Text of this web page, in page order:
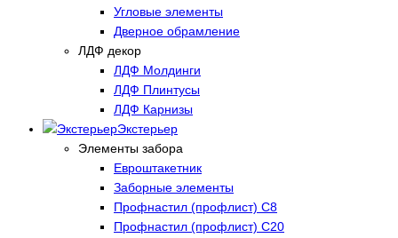
Угловые элементы
Дверное обрамление
ЛДФ декор
ЛДФ Молдинги
ЛДФ Плинтусы
ЛДФ Карнизы
Экстерьер
Элементы забора
Евроштакетник
Заборные элементы
Профнастил (профлист) С8
Профнастил (профлист) С20